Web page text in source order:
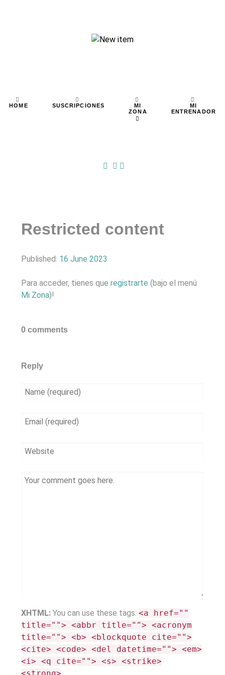
HOME SUSCRIPCIONES
MI
ZONA
MI
ENTRENADOR
Restricted content
Published: 16 June 2023
Para acceder, tienes que registrarte (bajo el menú
Mi Zona)!
0 comments
Reply
XHTML: You can use these tags: <a href=""
title=""> <abbr title=""> <acronym
title=""> <b> <blockquote cite="">
<cite> <code> <del datetime=""> <em>
<i> <q cite=""> <s> <strike>